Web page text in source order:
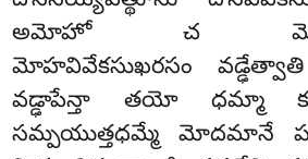
అమోహో చ
మోహవివేకసుఖరసం
వడ్ఢాపేన్తా తయో ధమ్మా
సమ్పయుత్తధమ్మే మోదమానే